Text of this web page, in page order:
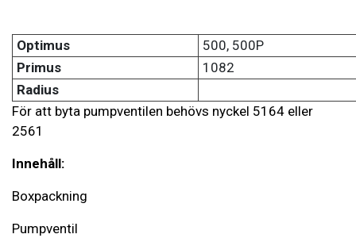
Optimus
500, 500P
Primus
1082
Radius
För att byta pumpventilen behövs nyckel 5164 eller
2561
Innehåll:
Boxpackning
Pumpventil